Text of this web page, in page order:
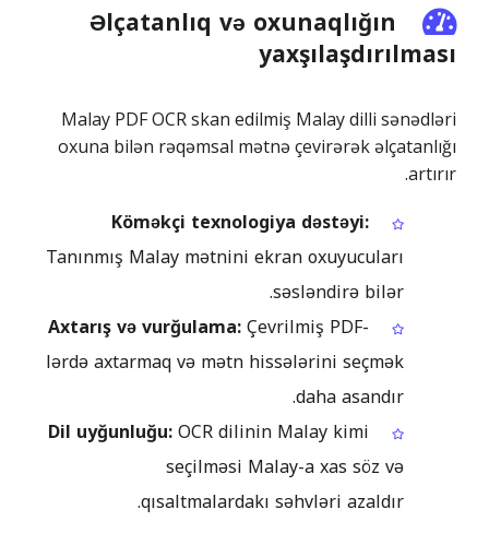
Əlçatanlıq və oxunaqlığın
yaxşılaşdırılması
Malay PDF OCR skan edilmiş Malay dilli sənədləri
oxuna bilən rəqəmsal mətnə çevirərək əlçatanlığı
artırır.
Köməkçi texnologiya dəstəyi:
Tanınmış Malay mətnini ekran oxuyucuları
səsləndirə bilər.
Axtarış və vurğulama:Çevrilmiş PDF-
lərdə axtarmaq və mətn hissələrini seçmək
daha asandır.
Dil uyğunluğu:OCR dilinin Malay kimi
seçilməsi Malay-a xas söz və
qısaltmalardakı səhvləri azaldır.